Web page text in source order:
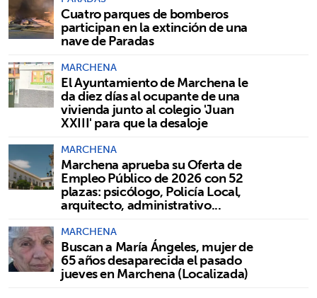
Cuatro parques de bomberos
participan en la extinción de una
nave de Paradas
MARCHENA
El Ayuntamiento de Marchena le
da diez días al ocupante de una
vivienda junto al colegio 'Juan
XXIII' para que la desaloje
MARCHENA
Marchena aprueba su Oferta de
Empleo Público de 2026 con 52
plazas: psicólogo, Policía Local,
arquitecto, administrativo...
MARCHENA
Buscan a María Ángeles, mujer de
65 años desaparecida el pasado
jueves en Marchena (Localizada)